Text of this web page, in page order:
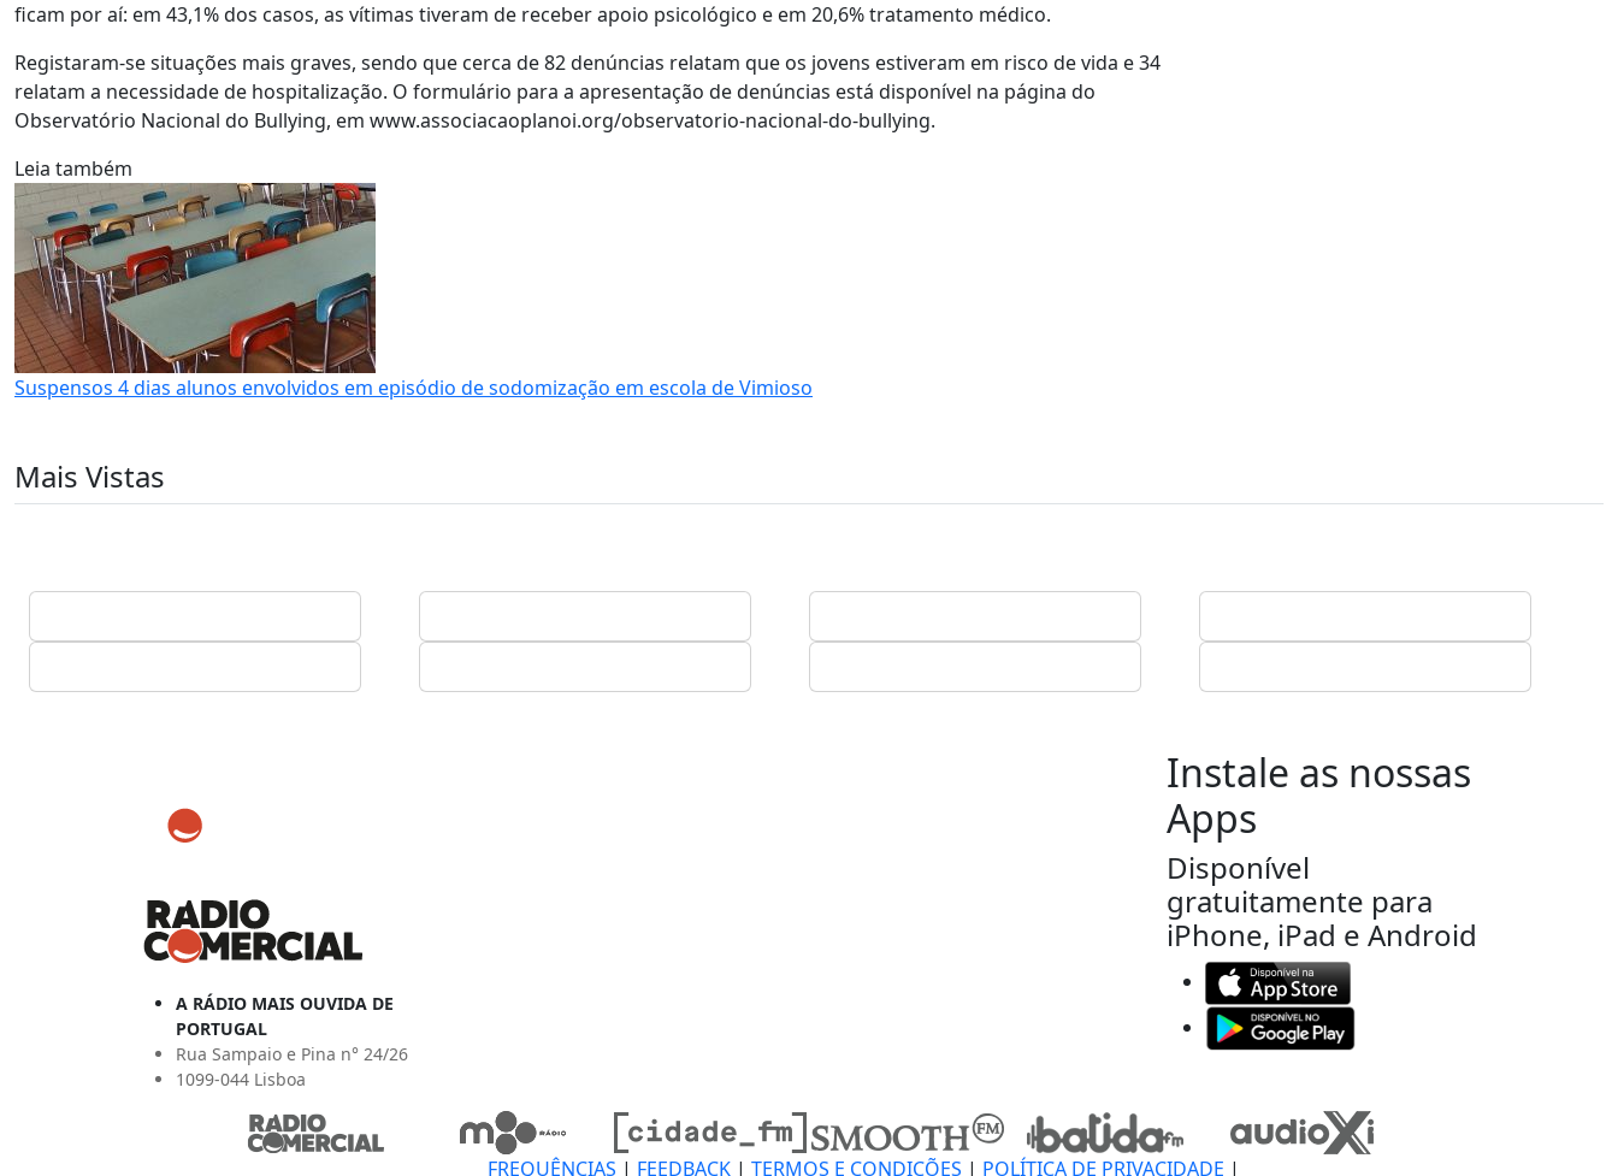
ficam por aí: em 43,1% dos casos, as vítimas tiveram de receber apoio psicológico e em 20,6% tratamento médico.
Registaram-se situações mais graves, sendo que cerca de 82 denúncias relatam que os jovens estiveram em risco de vida e 34
relatam a necessidade de hospitalização. O formulário para a apresentação de denúncias está disponível na página do
Observatório Nacional do Bullying, em www.associacaoplanoi.org/observatorio-nacional-do-bullying.
Leia também
Suspensos 4 dias alunos envolvidos em episódio de sodomização em escola de Vimioso
Mais Vistas
A RÁDIO MAIS OUVIDA DE
PORTUGAL
Rua Sampaio e Pina n° 24/26
1099-044 Lisboa
Instale as nossas
Apps
Disponível
gratuitamente para
iPhone, iPad e Android
FREQUÊNCIAS | FEEDBACK | TERMOS E CONDIÇÕES | POLÍTICA DE PRIVACIDADE |